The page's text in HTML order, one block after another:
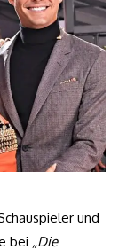
und
bei „Die